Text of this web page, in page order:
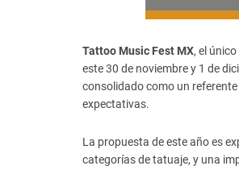
Tattoo Music Fest MX, el
este 30 de noviembre y 1 de
consolidado como un
expectativas.
La propuesta de este año es
categorías de tatuaje, y una